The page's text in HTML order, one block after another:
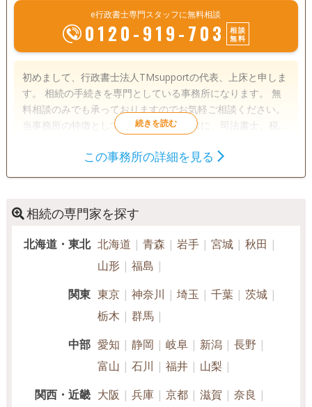
e行政書士専門スタッフに無料相談
0120-919-703
相談
無料
初めまして、行政書士法人TMsupportの代表、上床と申しま
す。 相続の手続きを専門としている事務所になります。 無
料相談のみでも承っておりますのでお気軽ご相談ください。
当事務所の特徴として、 行政書士を窓口に、司法書士、税理
専門家と連携しており、相続にかかる手続き全般を安心安全
成など、相続を無事に引き継ぐまで安心安全丁寧にサポート
することを事務所の理念としています。
遺産分割
戸籍収集
相続人調査
電話相談可 訪問可 女性スタッフ対応可 土日相談可
18時以降相談可
事務所面談可
この事務所の詳細を見る
相続の専門家を探す
北海道・東北 北海道 青森 岩手 宮城
秋田
山形
福島
関東 東京 神奈川 埼玉 千葉
茨城
栃木
群馬
中部 愛知 静岡 岐阜 新潟
長野
富山
石川 福井
山梨
関西・近畿 大阪 兵庫 京都 滋賀
奈良